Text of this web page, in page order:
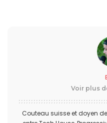
Voir plus
Couteau suisse et doyen